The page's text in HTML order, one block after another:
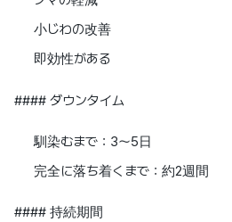
小じわの改善
即効性がある
#### ダウンタイム
馴染むまで：3〜5日
完全に落ち着くまで：約2週間
#### 持続期間